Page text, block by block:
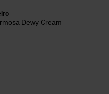
Dewy Cream